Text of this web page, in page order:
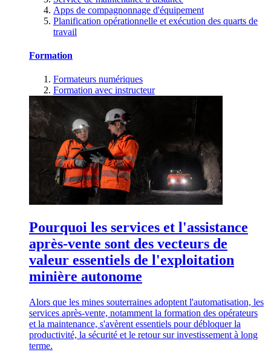
Apps de compagnonnage d'équipement
Planification opérationnelle et exécution des quarts de
travail
Formation
Formateurs numériques
Formation avec instructeur
Pourquoi les services et l'assistance
après-vente sont des vecteurs de
valeur essentiels de l'exploitation
minière autonome
Alors que les mines souterraines adoptent l'automatisation, les
services après-vente, notamment la formation des opérateurs
et la maintenance, s'avèrent essentiels pour débloquer la
productivité, la sécurité et le retour sur investissement à long
terme.